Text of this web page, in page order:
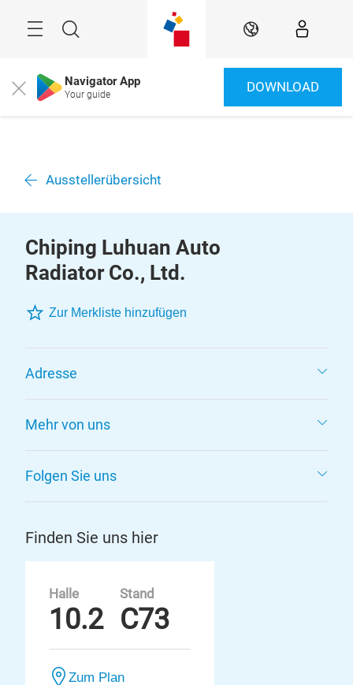
Suche DE
Close Navigator App
Your guide DOWNLOAD
Ausstellerübersicht
Chiping Luhuan Auto
Radiator Co., Ltd.
Zur Merkliste hinzufügen
Adresse
Mehr von uns
Folgen Sie uns
Finden Sie uns hier
Halle
10.2
Stand
C73
Zum Plan